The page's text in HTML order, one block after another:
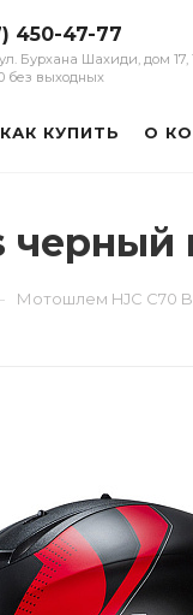
450-47-77
ул. Бурхана Шахиди, дом
без выходных
КАК КУПИТЬ О
черный
Мотошлем HJC C70